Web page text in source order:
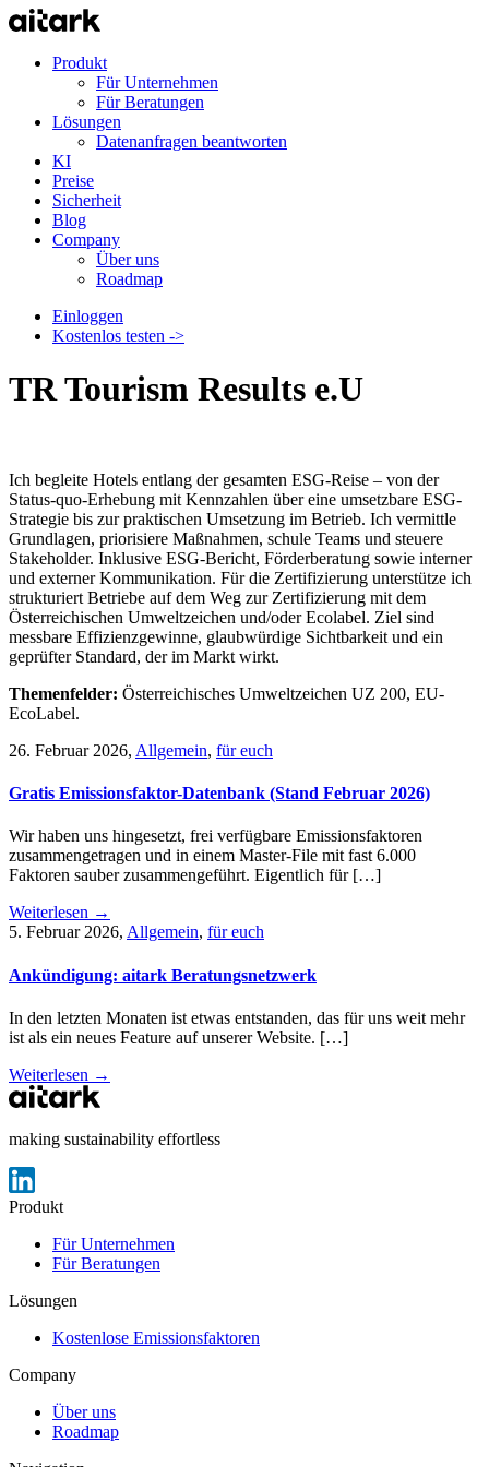
Produkt
Für Unternehmen
Für Beratungen
Lösungen
Datenanfragen beantworten
KI
Preise
Sicherheit
Blog
Company
Über uns
Roadmap
Einloggen
Kostenlos testen ->
TR Tourism Results e.U
Ich begleite Hotels entlang der gesamten ESG-Reise – von der
Status-quo-Erhebung mit Kennzahlen über eine umsetzbare ESG-
Strategie bis zur praktischen Umsetzung im Betrieb. Ich vermittle
Grundlagen, priorisiere Maßnahmen, schule Teams und steuere
Stakeholder. Inklusive ESG-Bericht, Förderberatung sowie interner
und externer Kommunikation. Für die Zertifizierung unterstütze ich
strukturiert Betriebe auf dem Weg zur Zertifizierung mit dem
Österreichischen Umweltzeichen und/oder Ecolabel. Ziel sind
messbare Effizienzgewinne, glaubwürdige Sichtbarkeit und ein
geprüfter Standard, der im Markt wirkt.
Themenfelder: Österreichisches Umweltzeichen UZ 200, EU-
EcoLabel.
26. Februar 2026, Allgemein, für euch
Gratis Emissionsfaktor-Datenbank (Stand Februar 2026)
Wir haben uns hingesetzt, frei verfügbare Emissionsfaktoren
zusammengetragen und in einem Master-File mit fast 6.000
Faktoren sauber zusammengeführt. Eigentlich für […]
Weiterlesen →
5. Februar 2026, Allgemein, für euch
Ankündigung: aitark Beratungsnetzwerk
In den letzten Monaten ist etwas entstanden, das für uns weit mehr
ist als ein neues Feature auf unserer Website. […]
Weiterlesen →
making sustainability effortless
Produkt
Für Unternehmen
Für Beratungen
Lösungen
Kostenlose Emissionsfaktoren
Company
Über uns
Roadmap